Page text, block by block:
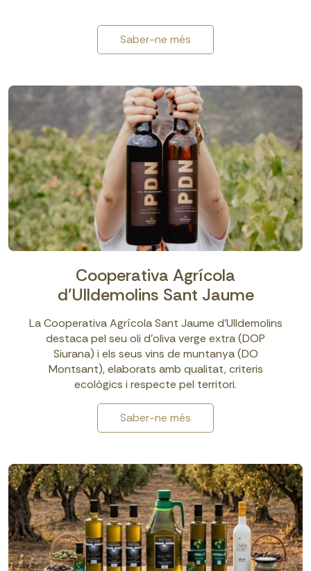
Saber-ne més
Cooperativa Agrícola
d'Ulldemolins Sant Jaume
La Cooperativa Agrícola Sant Jaume d’Ulldemolins
destaca pel seu oli d’oliva verge extra (DOP
Siurana) i els seus vins de muntanya (DO
Montsant), elaborats amb qualitat, criteris
ecològics i respecte pel territori.
Saber-ne més